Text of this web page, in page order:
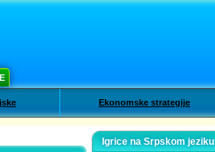
Ekonomske strategije
Igrice na Srpskom jeziku